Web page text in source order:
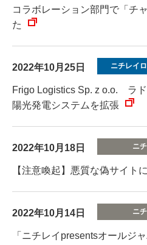
コラボレーション部門で「チ
た
2022年10月25日
Frigo Logistics Sp. z o.o. ラ
陽光発電システムを拡張
2022年10月18日
【注意喚起】悪質な偽サイト
2022年10月14日
「ニチレイpresentsオールジ